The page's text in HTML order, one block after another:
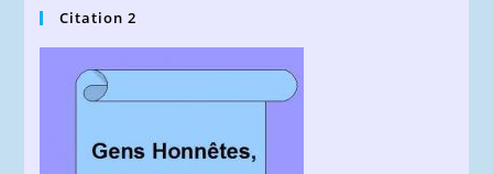
Citation 2